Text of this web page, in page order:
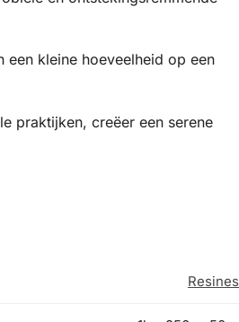
kleine hoeveelheid op een
praktijken, creëer een serene
Resines